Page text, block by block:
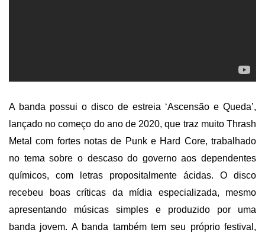
A banda possui o disco de estreia ‘Ascensão e Queda’,
lançado no começo do ano de 2020, que traz muito Thrash
Metal com fortes notas de Punk e Hard Core, trabalhado
no tema sobre o descaso do governo aos dependentes
químicos, com letras propositalmente ácidas. O disco
recebeu boas críticas da mídia especializada, mesmo
apresentando músicas simples e produzido por uma
banda jovem. A banda também tem seu próprio festival,